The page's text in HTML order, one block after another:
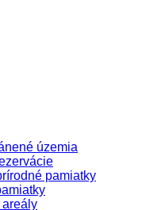
územia
pamiatky